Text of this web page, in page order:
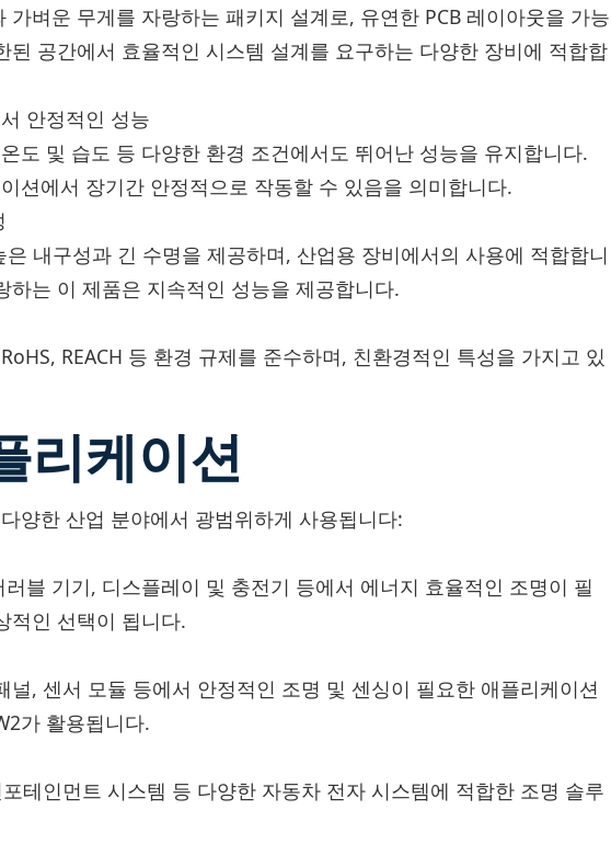
가벼운 무게를 자랑하는 패키지 설계로, 유연한 PCB 레이아웃을 가능
된 공간에서 효율적인 시스템 설계를 요구하는 다양한 장비에 적합합
안정적인 성능
도 및 습도 등 다양한 환경 조건에서도 뛰어난 성능을 유지합니다.
션에서 장기간 안정적으로 작동할 수 있음을 의미합니다.
은 내구성과 긴 수명을 제공하며, 산업용 장비에서의 사용에 적합합니
하는 이 제품은 지속적인 성능을 제공합니다.
REACH 등 환경 규제를 준수하며, 친환경적인 특성을 가지고 있
리케이션
양한 산업 분야에서 광범위하게 사용됩니다:
블 기기, 디스플레이 및 충전기 등에서 에너지 효율적인 조명이 필
적인 선택이 됩니다.
널, 센서 모듈 등에서 안정적인 조명 및 센싱이 필요한 애플리케이션
가 활용됩니다.
테인먼트 시스템 등 다양한 자동차 전자 시스템에 적합한 조명 솔루